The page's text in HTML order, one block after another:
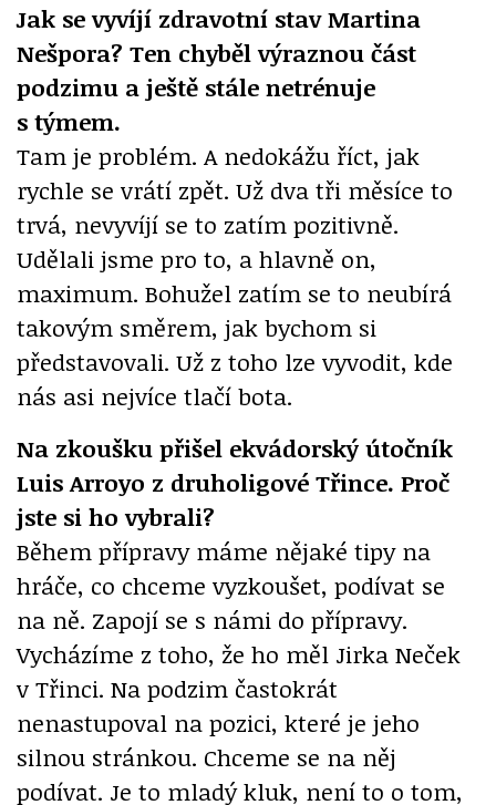
Jak se vyvíjí zdravotní stav Martina
Nešpora? Ten chyběl výraznou část
podzimu a ještě stále netrénuje
s týmem.
Tam je problém. A nedokážu říct, jak
rychle se vrátí zpět. Už dva tři měsíce to
trvá, nevyvíjí se to zatím pozitivně.
Udělali jsme pro to, a hlavně on,
maximum. Bohužel zatím se to neubírá
takovým směrem, jak bychom si
představovali. Už z toho lze vyvodit, kde
nás asi nejvíce tlačí bota.
Na zkoušku přišel ekvádorský útočník
Luis Arroyo z druholigové Třince. Proč
jste si ho vybrali?
Během přípravy máme nějaké tipy na
hráče, co chceme vyzkoušet, podívat se
na ně. Zapojí se s námi do přípravy.
Vycházíme z toho, že ho měl Jirka Neček
v Třinci. Na podzim častokrát
nenastupoval na pozici, které je jeho
silnou stránkou. Chceme se na něj
podívat. Je to mladý kluk, není to o tom,